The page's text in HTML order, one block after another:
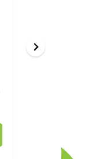
Produto com